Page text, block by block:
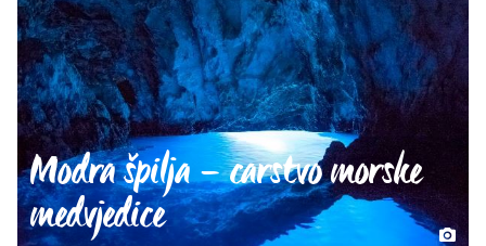
Modra špilja – carstvo morske
medvjedice